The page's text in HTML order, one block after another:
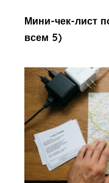
Мини-чек-лист
всем 5)